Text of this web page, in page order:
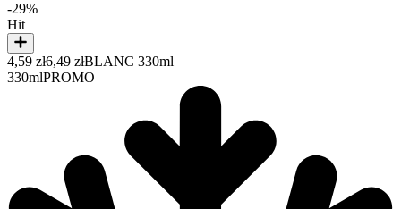
-29%
Hit
4,59 zł6,49 złBLANC 330ml
330mlPROMO